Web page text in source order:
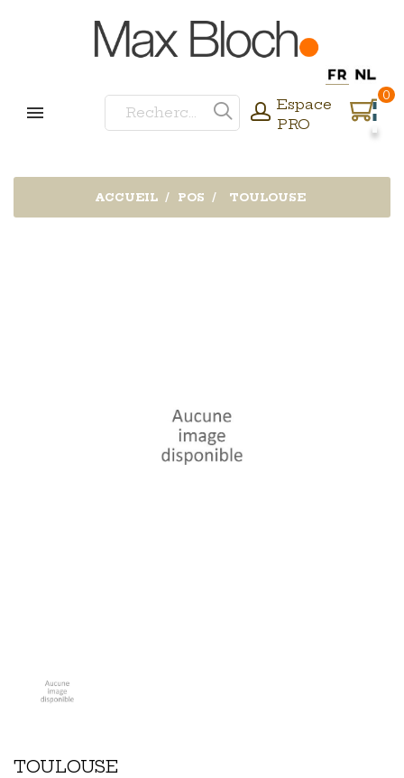
Espace
PRO
0
ACCUEIL POS TOULOUSE
TOULOUSE